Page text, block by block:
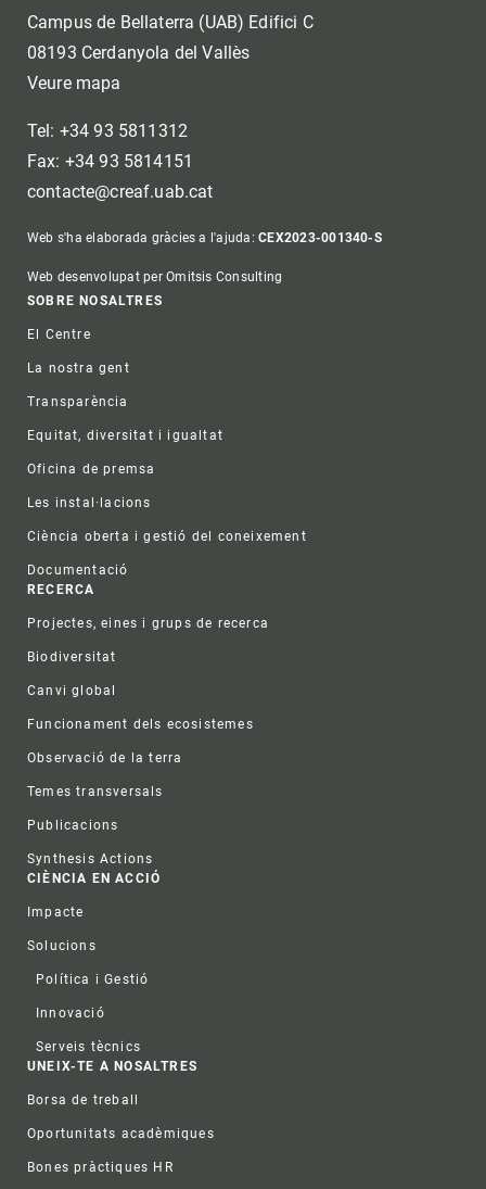
Campus de Bellaterra (UAB) Edifici C
08193 Cerdanyola del Vallès
Veure mapa
Tel: +34 93 5811312
Fax: +34 93 5814151
contacte@creaf.uab.cat
Web s'ha elaborada gràcies a l'ajuda:CEX2023-001340-S
Web desenvolupat per Omitsis Consulting
Footer
SOBRE NOSALTRES
El Centre
La nostra gent
Transparència
Equitat, diversitat i igualtat
Oficina de premsa
Les instal·lacions
Ciència oberta i gestió del coneixement
Documentació
RECERCA
Projectes, eines i grups de recerca
Biodiversitat
Canvi global
Funcionament dels ecosistemes
Observació de la terra
Temes transversals
Publicacions
Synthesis Actions
CIÈNCIA EN ACCIÓ
Impacte
Solucions
Política i Gestió
Innovació
Serveis tècnics
UNEIX-TE A NOSALTRES
Borsa de treball
Oportunitats acadèmiques
Bones pràctiques HR